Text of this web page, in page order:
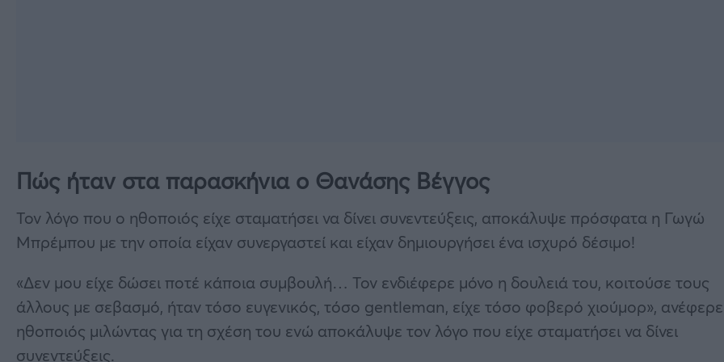
Πώς ήταν στα παρασκήνια ο Θανάσης Βέγγος
Τον λόγο που ο ηθοποιός είχε σταματήσει να δίνει συνεντεύξεις, αποκάλυψε πρόσφατα η Γωγώ
Μπρέμπου με την οποία είχαν συνεργαστεί και είχαν δημιουργήσει ένα ισχυρό δέσιμο!
«Δεν μου είχε δώσει ποτέ κάποια συμβουλή… Τον ενδιέφερε μόνο η δουλειά του, κοιτούσε τους
άλλους με σεβασμό, ήταν τόσο ευγενικός, τόσο gentleman, είχε τόσο φοβερό χιούμορ»,
ηθοποιός μιλώντας για τη σχέση του ενώ αποκάλυψε τον λόγο που είχε σταματήσει να δίνει
συνεντεύξεις.